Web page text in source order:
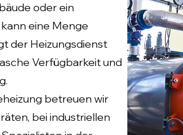
oder ein
eine Menge
der Heizungsdienst
Verfügbarkeit und
betreuen wir
bei industriellen